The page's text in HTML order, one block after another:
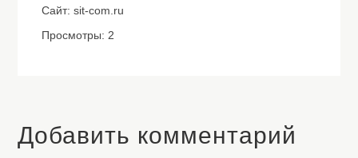
Сайт: sit-com.ru
Просмотры: 2
Добавить комментарий